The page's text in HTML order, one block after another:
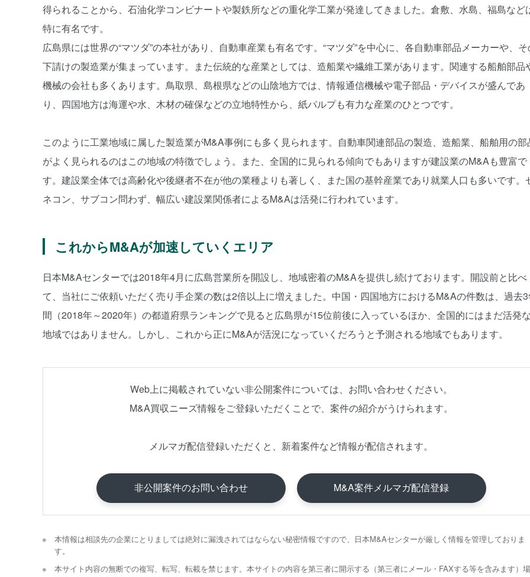
得られることから、石油化学コンビナートや製鉄所などの重化学工業が発達してきました。倉敷、水島、福島など
特に有名です。
広島県には世界の“マツダ”の本社があり、自動車産業も有名です。“マツダ”を中心に、各自動車部品メーカーや、
下請けの製造業が集まっています。また伝統的な産業としては、造船業や繊維工業があります。関連する船舶部品
機械の会社も多くあります。鳥取県、島根県などの山陰地方では、情報通信機械や電子部品・デバイスが盛んであ
り、四国地方は海運や水、木材の確保などの立地特性から、紙パルプも有力な産業のひとつです。
このように工業地域に属した製造業がM&A事例にも多く見られます。自動車関連部品の製造、造船業、船舶用の部
がよく見られるのはこの地域の特徴でしょう。また、全国的に見られる傾向でもありますが建設業のM&Aも豊富で
す。建設業全体では高齢化や後継者不在が他の業種よりも著しく、また国の基幹産業であり就業人口も多いです。
ネコン、サブコン問わず、幅広い建設業関係者によるM&Aは活発に行われています。
これからM&Aが加速していくエリア
日本M&Aセンターでは2018年4月に広島営業所を開設し、地域密着のM&Aを提供し続けております。開設前と比べ
て、当社にご依頼いただく売り手企業の数は2倍以上に増えました。中国・四国地方におけるM&Aの件数は、過去
間（2018年～2020年）の都道府県ランキングで見ると広島県が15位前後に入っているほか、全国的にはまだ活発
地域ではありません。しかし、これから正にM&Aが活況になっていくだろうと予測される地域でもあります。
Web上に掲載されていない非公開案件については、お問い合わせください。
M&A買収ニーズ情報をご登録いただくことで、案件の紹介がうけられます。
メルマガ配信登録いただくと、新着案件など情報が配信されます。
非公開案件のお問い合わせ M&A案件メルマガ配信登録
本情報は相談先の企業にとりましては絶対に漏洩されてはならない秘密情報ですので、日本M&Aセンターが厳しく情報を管理しておりま
す。
本サイト内容の無断での複写、転写、転載を禁じます。本サイトの内容を第三者に開示する（第三者にメール・FAXする等を含みます）